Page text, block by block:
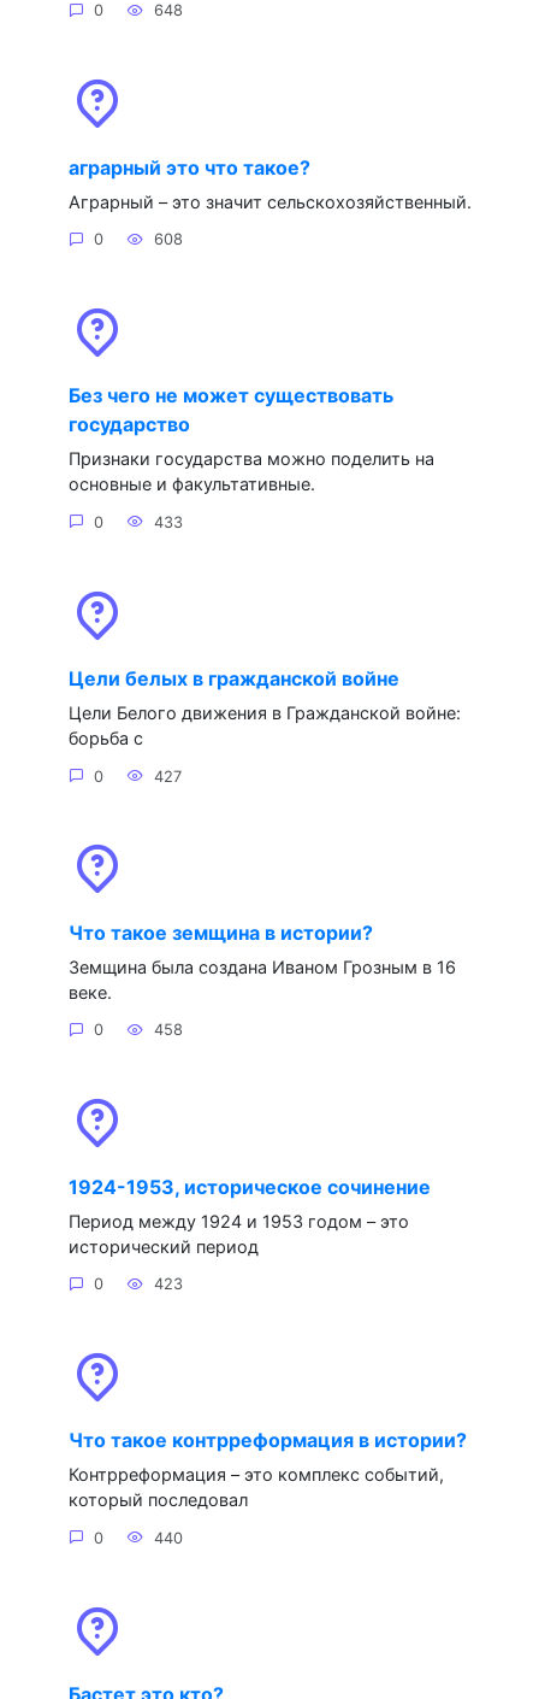
0 648
аграрный это что такое?
Аграрный – это значит сельскохозяйственный.
0 608
Без чего не может существовать
государство
Признаки государства можно поделить на
основные и факультативные.
0 433
Цели белых в гражданской войне
Цели Белого движения в Гражданской войне:
борьба с
0 427
Что такое земщина в истории?
Земщина была создана Иваном Грозным в 16
веке.
0 458
1924-1953, историческое сочинение
Период между 1924 и 1953 годом – это
исторический период
0 423
Что такое контрреформация в истории?
Контрреформация – это комплекс событий,
который последовал
0 440
Бастет это кто?